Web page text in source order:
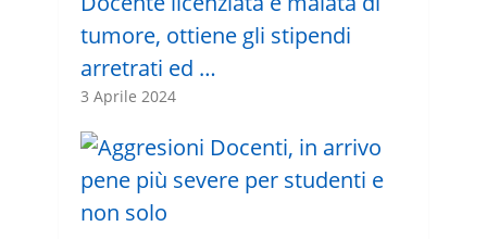
tumore, ottiene gli stipendi
arretrati ed …
3 Aprile 2024